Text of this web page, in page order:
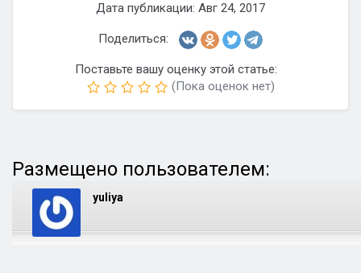
Дата публикации: Авг 24, 2017
Поделиться:
Поставьте вашу оценку этой статье:
(Пока оценок нет)
Размещено пользователем:
yuliya